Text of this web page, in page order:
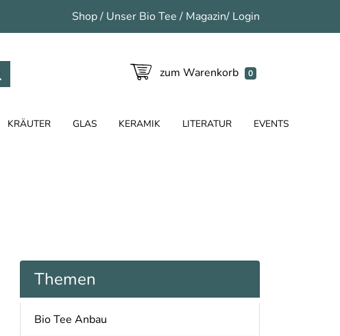
Shop/ Unser Bio Tee / Magazin/ Login
zum Warenkorb 0
KRÄUTER GLAS KERAMIK LITERATUR EVENTS
Themen
Bio Tee Anbau